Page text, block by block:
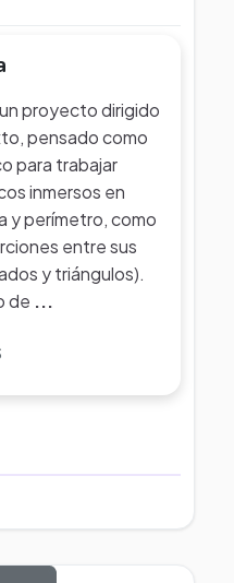
proyecto dirigido
pensado como
para trabajar
inmersos en
y perímetro, como
entre sus
y triángulos).
de ...